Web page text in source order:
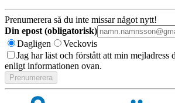
Prenumerera så du inte missar något nytt!
Din epost (obligatorisk)
Dagligen
Veckovis
Jag har läst och förstått att min mejladress
enligt informationen ovan.